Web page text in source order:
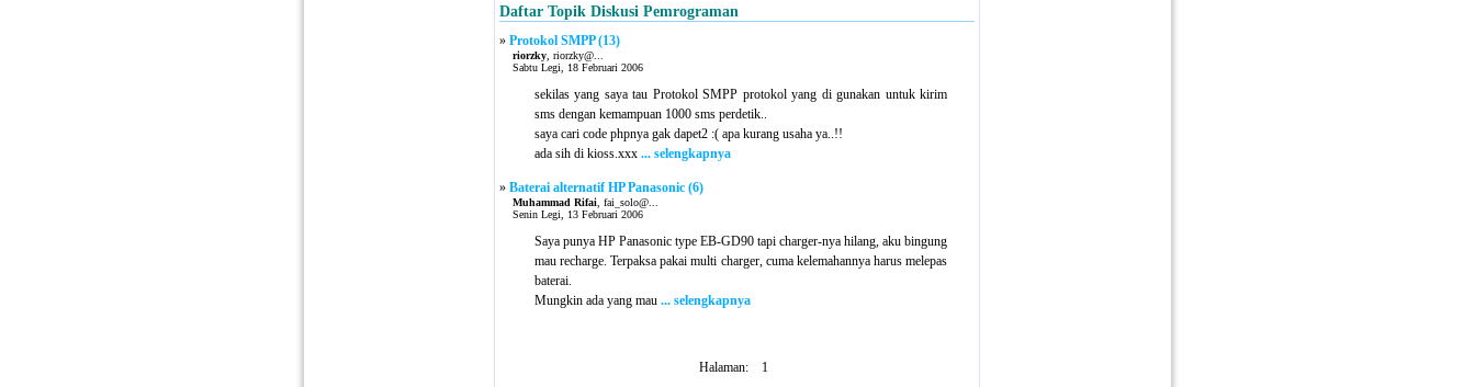
Daftar Topik Diskusi Pemrograman
» Protokol SMPP (13)
riorzky , riorzky@...
Sabtu Legi, 18 Februari 2006
sekilas yang saya tau Protokol SMPP protokol yang di gunakan untuk kirim
sms dengan kemampuan 1000 sms perdetik..
saya cari code phpnya gak dapet2 :( apa kurang usaha ya..!!
ada sih di kioss.xxx ... selengkapnya
» Baterai alternatif HP Panasonic (6)
Muhammad Rifai , fai_solo@...
Senin Legi, 13 Februari 2006
Saya punya HP Panasonic type EB-GD90 tapi charger-nya hilang, aku bingung
mau recharge. Terpaksa pakai multi charger, cuma kelemahannya harus melepas
baterai.
Mungkin ada yang mau ... selengkapnya
Halaman: 1